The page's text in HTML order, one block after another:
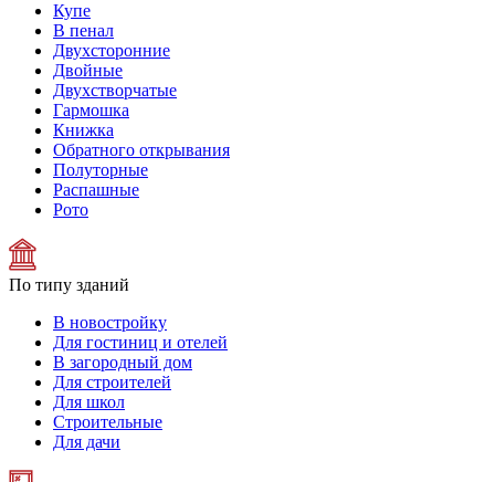
Купе
В пенал
Двухсторонние
Двойные
Двухстворчатые
Гармошка
Книжка
Обратного открывания
Полуторные
Распашные
Рото
По типу зданий
В новостройку
Для гостиниц и отелей
В загородный дом
Для строителей
Для школ
Строительные
Для дачи